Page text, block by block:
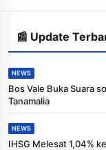
📰 Update
NEWS
Bos Vale Buka Suara
Tanamalia
NEWS
IHSG Melesat 1,04%